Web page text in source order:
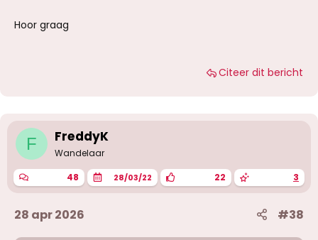
Hoor graag
Citeer dit bericht
F FreddyK
Wandelaar
48 28/03/22 22 3
28 apr 2026 #38